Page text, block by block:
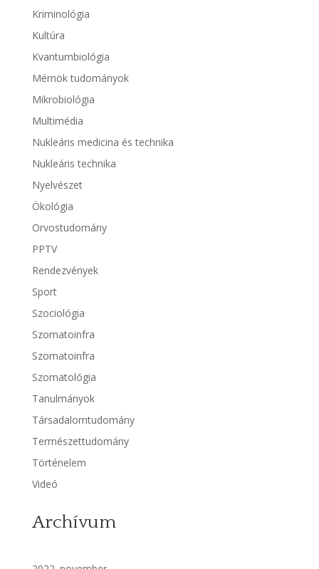
Kriminológia
Kultúra
Kvantumbiológia
Mérnök tudományok
Mikrobiológia
Multimédia
Nukleáris medicina és technika
Nukleáris technika
Nyelvészet
Ökológia
Orvostudomány
PPTV
Rendezvények
Sport
Szociológia
Szomatoinfra
Szomatoinfra
Szomatológia
Tanulmányok
Társadalomtudomány
Természettudomány
Történelem
Videó
Archívum